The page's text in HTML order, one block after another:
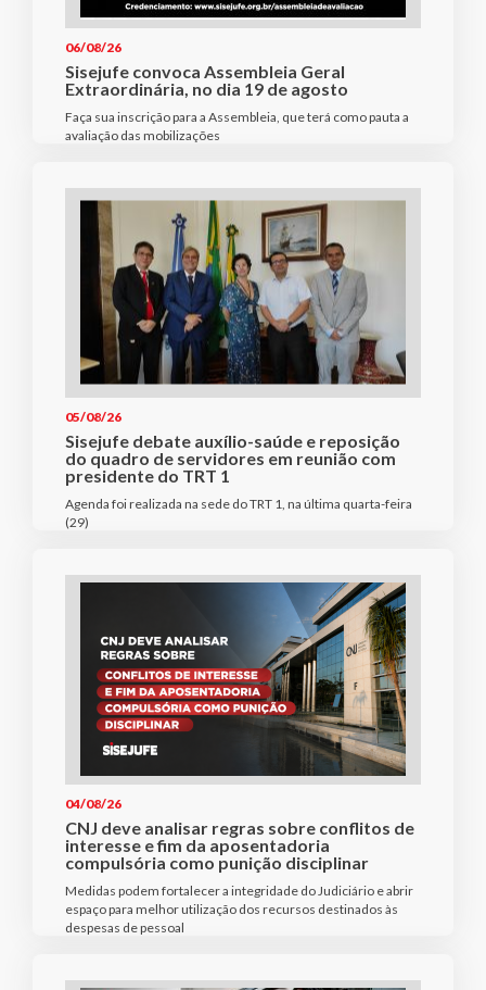
06/08/26
Sisejufe convoca Assembleia Geral
Extraordinária, no dia 19 de agosto
Faça sua inscrição para a Assembleia, que terá como pauta a
avaliação das mobilizações
05/08/26
Sisejufe debate auxílio-saúde e reposição
do quadro de servidores em reunião com
presidente do TRT 1
Agenda foi realizada na sede do TRT 1, na última quarta-feira
(29)
04/08/26
CNJ deve analisar regras sobre conflitos de
interesse e fim da aposentadoria
compulsória como punição disciplinar
Medidas podem fortalecer a integridade do Judiciário e abrir
espaço para melhor utilização dos recursos destinados às
despesas de pessoal